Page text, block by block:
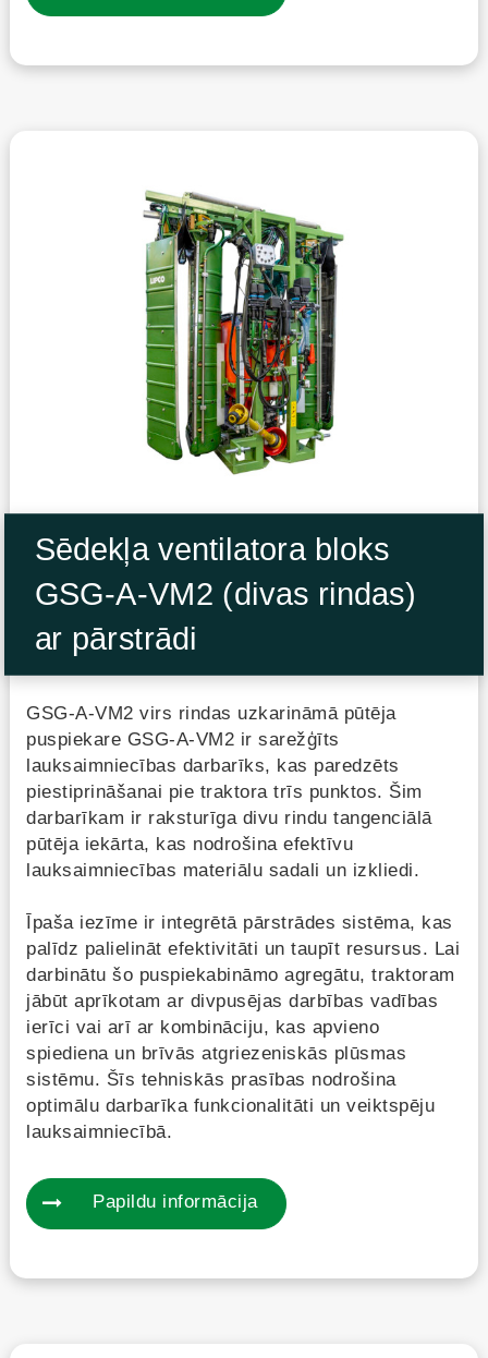
Sēdekļa ventilatora bloks
GSG-A-VM2 (divas rindas)
ar pārstrādi
GSG-A-VM2 virs rindas uzkarināmā pūtēja
puspiekare GSG-A-VM2 ir sarežģīts
lauksaimniecības darbarīks, kas paredzēts
piestiprināšanai pie traktora trīs punktos. Šim
darbarīkam ir raksturīga divu rindu tangenciālā
pūtēja iekārta, kas nodrošina efektīvu
lauksaimniecības materiālu sadali un izkliedi.
Īpaša iezīme ir integrētā pārstrādes sistēma, kas
palīdz palielināt efektivitāti un taupīt resursus. Lai
darbinātu šo puspiekabināmo agregātu, traktoram
jābūt aprīkotam ar divpusējas darbības vadības
ierīci vai arī ar kombināciju, kas apvieno
spiediena un brīvās atgriezeniskās plūsmas
sistēmu. Šīs tehniskās prasības nodrošina
optimālu darbarīka funkcionalitāti un veiktspēju
lauksaimniecībā.
Papildu informācija